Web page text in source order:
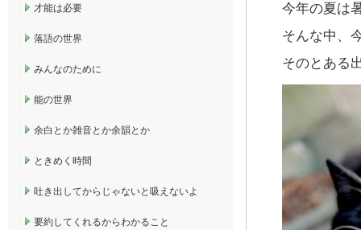
今年の夏は
そんな中、
そのとある
才能は必要
落語の世界
みんなのために
能の世界
余白とか雑音とか余韻とか
ときめく時間
吐き出してからじゃないと吸えないよ
要約してくれるからわかること